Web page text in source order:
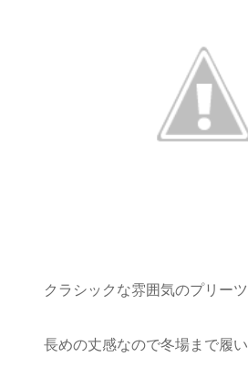
クラシックな雰囲気のプリー
長めの丈感なので冬場まで履